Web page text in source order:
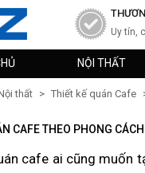
Uy tín,
NỘI THẤT
thất > Thiết kế quán Cafe
CAFE THEO PHONG
cafe ai cũng muốn